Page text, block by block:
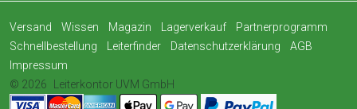
Versand Wissen Magazin Lagerverkauf
Partnerprogramm
Schnellbestellung
Leiterfinder Datenschutzerklärung
AGB
Impressum
© 2026
Leiterkontor UVM GmbH